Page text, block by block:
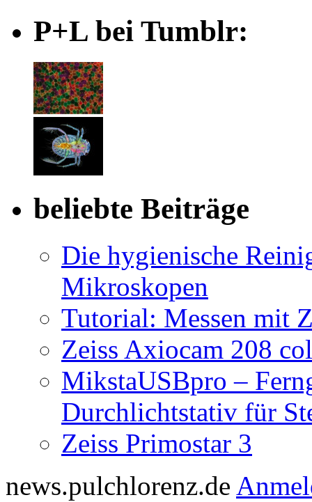
P+L bei Tumblr:
beliebte Beiträge
Die hygienische
Mikroskopen
Tutorial: Messen mit
Zeiss Axiocam 208
MikstaUSBpro –
Durchlichtstativ für
Zeiss Primostar 3
news.pulchlorenz.de